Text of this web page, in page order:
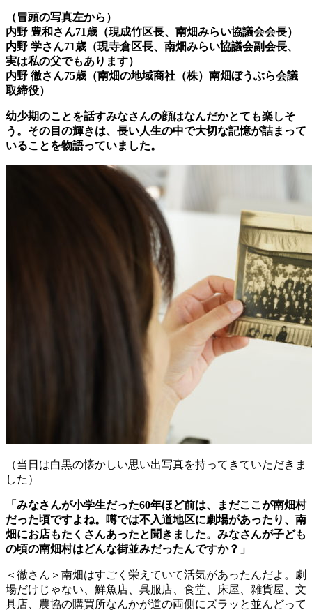
（冒頭の写真左から）
内野 豊和さん71歳（現成竹区長、南畑みらい協議会会長）
内野 学さん71歳（現寺倉区長、南畑みらい協議会副会長、
実は私の父でもあります）
内野 徹さん75歳（南畑の地域商社（株）南畑ぼうぶら会議
取締役）
幼少期のことを話すみなさんの顔はなんだかとても楽しそ
う。その目の輝きは、長い人生の中で大切な記憶が詰まって
いることを物語っていました。
（当日は白黒の懐かしい思い出写真を持ってきていただきま
した）
「みなさんが小学生だった60年ほど前は、まだここが南畑村
だった頃ですよね。噂では不入道地区に劇場があったり、南
畑にお店もたくさんあったと聞きました。みなさんが子ども
の頃の南畑村はどんな街並みだったんですか？」
＜徹さん＞南畑はすごく栄えていて活気があったんだよ。劇
場だけじゃない、鮮魚店、呉服店、食堂、床屋、雑貨屋、文
具店、農協の購買所なんかが道の両側にズラッと並んどって